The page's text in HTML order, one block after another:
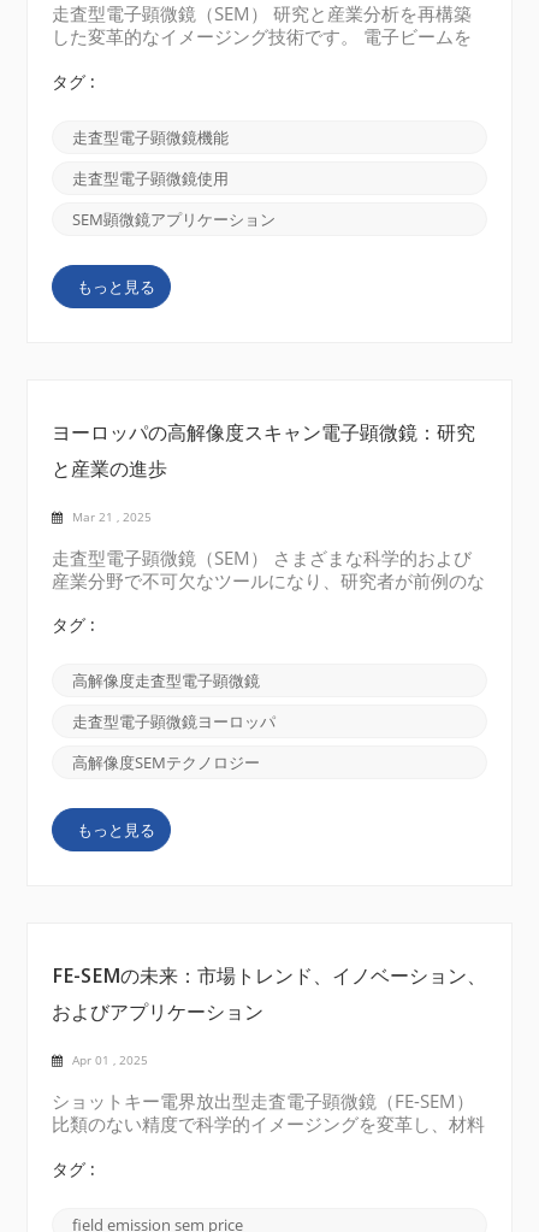
走査型電子顕微鏡（SEM） 研究と産業分析を再構築
した変革的なイメージング技術です。 電子ビームを
複雑な詳細を明らかにする超高解像度画像を提供しま
中核的な強みと、今日の科学的および産業的景観に不
可欠な理由を強調しましょう。 SEMの必需品最も単
純な場合、SEMは電子の集中ビームを使用してサンプ
用すると、表面のテクスチャ、形態、および組成に関
この効率的なイメージングプロセスは、解像度を高め
るだけでなく、ユーザーエクスペリエンスを過剰に複
雑にすることなく、高度な材料分析を可能にします。
タグ :
走査型電子顕微鏡機能
走査型電子顕微鏡使用
SEM顕微鏡アプリケーション
もっと見る
ヨーロッパの高解像度スキャン電子顕微鏡：研究
と産業の進歩
Mar 21 , 2025
走査型電子顕微鏡（SEM） さまざまな科学的および
産業分野で不可欠なツールになり、研究者が前例のな
タグ :
高解像度走査型電子顕微鏡
走査型電子顕微鏡ヨーロッパ
高解像度SEMテクノロジー
もっと見る
FE-SEMの未来：市場トレンド、イノベーション、
およびアプリケーション
Apr 01 , 2025
ショットキー電界放出型走査電子顕微鏡（FE-SEM）
比類のない精度で科学的イメージングを変革し、材料
しています。業界がより高い解像度と精度を求めるに
として台頭しています。 市場成長と予測FE-SEM市場
タグ :
field emission sem price